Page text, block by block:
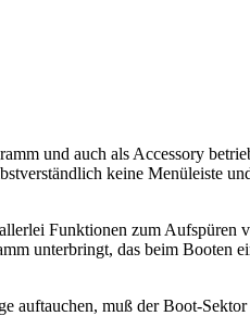
und auch als Accessory
keine Menüleiste
Funktionen zum Aufspüren
unterbringt, das beim Booten
auftauchen, muß der Boot-Sektor